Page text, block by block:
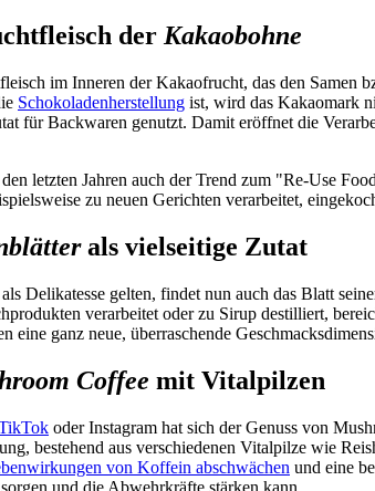
der Kakaobohne
im Inneren der Kakaofrucht, das den Samen
Schokoladenherstellung ist, wird das Kakaomark
für Backwaren genutzt. Damit eröffnet die
letzten Jahren auch der Trend zum "Re-Use
zu neuen Gerichten verarbeitet,
als vielseitige Zutat
Delikatesse gelten, findet nun auch das Blatt
verarbeitet oder zu Sirup destilliert,
eine ganz neue, überraschende
Coffee mit Vitalpilzen
oder Instagram hat sich der Genuss von
bestehend aus verschiedenen Vitalpilze wie
von Koffein abschwächen und eine
und die Abwehrkräfte stärken kann.